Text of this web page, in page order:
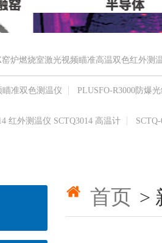
炉燃烧室激光视频瞄准高温双色红外测
瞄准​双色测温仪 PLUSFO-R3000防爆
红外测温仪 SCTQ3014 高温计
首页 >